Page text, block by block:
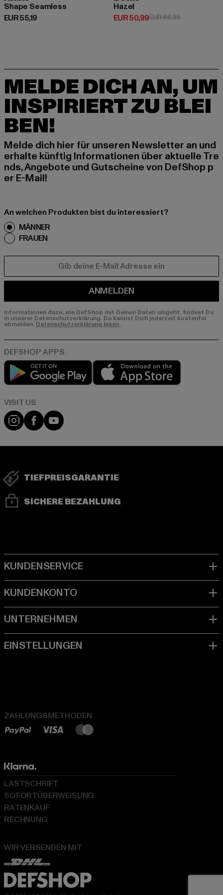
Shape Seamless
EUR 55,19
Derzeitiger Preis: EUR 55,19
Hazel
EUR 50,99
Derzeitiger Preis: EUR 50,99
EUR 84,99Aktionspreis:
MELDE DICH AN, UM
INSPIRIERT ZU BLEI
BEN!
Melde dich hier für unseren Newsletter an und
erhalte künftig Informationen über aktuelle Tre
nds, Angebote und Gutscheine von DefShop p
er E-Mail!
An welchen Produkten bist du interessiert?
MÄNNER
FRAUEN
ANMELDEN
Informationen dazu, wie DefShop mit Deinen Daten umgeht, findest Du
in unserer Datenschutzerklärung. Du kannst Dich jederzeit kostenfei
abmelden. Datenschutzerklärung lesen.
Play market
Visit our Instagram page:
Visit our Facebook page:
Visit our YouTube channel:
TIEFPREISGARANTIE
SICHERE BEZAHLUNG
ZAHLUNGSMETHODEN
WIR VERSENDEN MIT
LASTSCHRIFT
SOFORTÜBERWEISUNG
RATENKAUF
RECHNUNG